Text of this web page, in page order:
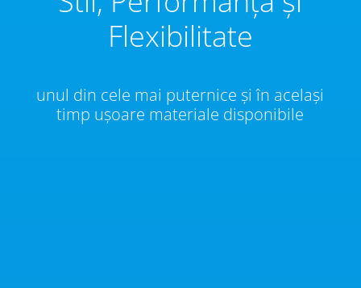
Flexibilitate
unul din cele mai puternice și în același
timp ușoare materiale disponibile